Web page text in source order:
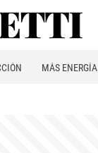
MÁS ENERGÍA